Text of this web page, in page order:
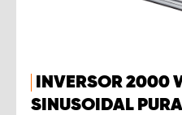
INVERSOR 2000
SINUSOIDAL PURA